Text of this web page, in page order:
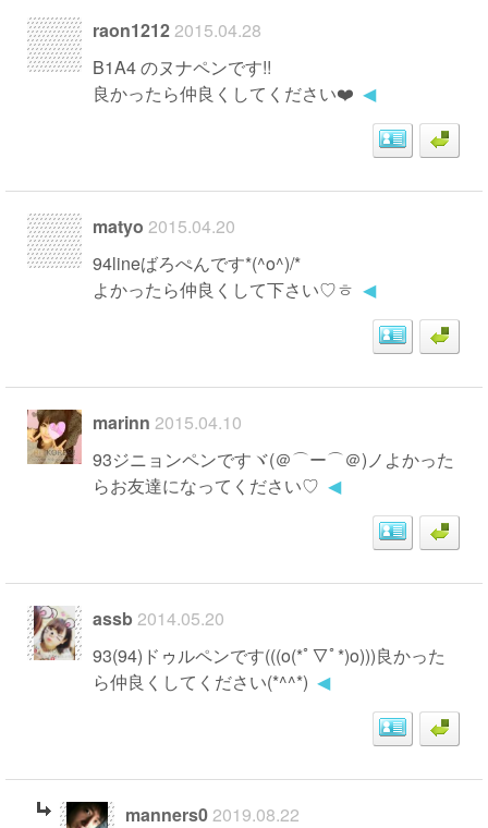
raon12122015.04.28
B1A4 のヌナペンです!!
良かったら仲良くしてください❤️ ◀
matyo 2015.04.20
94lineばろぺんです*(^o^)/*
よかったら仲良くして下さい♡ㅎ ◀
marinn 2015.04.10
93ジニョンペンですヾ(＠⌒ー⌒＠)ノよかった
らお友達になってください♡ ◀
assb2014.05.20
93(94)ドゥルペンです(((o(*ﾟ▽ﾟ*)o)))良かった
ら仲良くしてください(*^^*) ◀
manners02019.08.22